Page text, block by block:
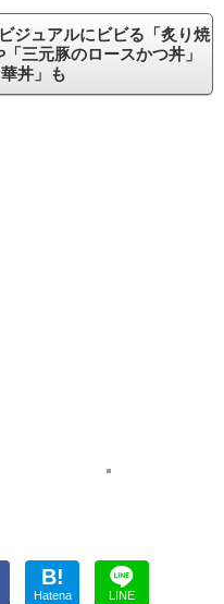
ジュアルにビビる「炙り焼
三元豚のロースかつ丼」
丼」も
B!
Hatena LINE